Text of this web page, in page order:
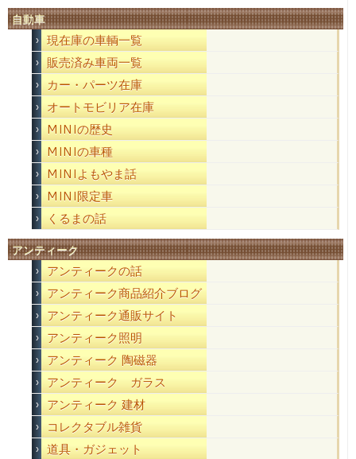
自動車
現在庫の車輌一覧
販売済み車両一覧
カー・パーツ在庫
オートモビリア在庫
MINIの歴史
MINIの車種
MINIよもやま話
MINI限定車
くるまの話
アンティーク
アンティークの話
アンティーク商品紹介ブログ
アンティーク通販サイト
アンティーク照明
アンティーク 陶磁器
アンティーク ガラス
アンティーク 建材
コレクタブル雑貨
道具・ガジェット